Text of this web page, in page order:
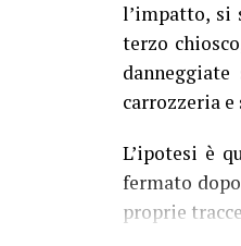
l’impatto, si
terzo
carrozzeria
L’ipotesi è
fermato
proprie